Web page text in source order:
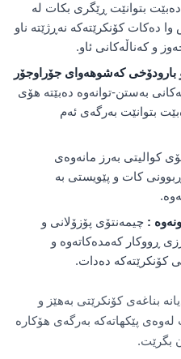
بتوانێت ڕێگری بکات لە
دەکات کۆنکرێتەکە نەڕژێتە ناو
و کەناڵەکانی ئاو.
بارودۆخی کەشوهەوای جۆراوجۆر
بەستن-توانەوە دەبێتە هۆی
بتوانێت بەرگەی ئەم
کوالیتی بەرز مانەوەی
کات و پێویستی بە
: چیمەنتۆی پۆزۆلانی و
ڕووکار کەمدەکاتەوە و
کۆنکرێتەکە دەدات.
بناغەی کۆنکرێتی بەهێز و
لەوەی پێکهاتەکە بەرگەی هۆکارە
بگرێت.